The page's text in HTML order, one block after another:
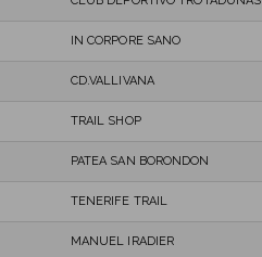
IN CORPORE SANO
CD.VALLIVANA
TRAIL SHOP
PATEA SAN BORONDON
TENERIFE TRAIL
MANUEL IRADIER